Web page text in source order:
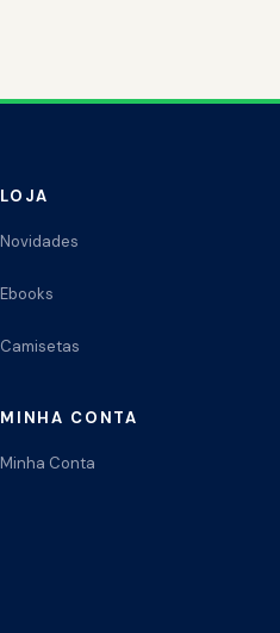
LOJA
Novidades
Ebooks
Camisetas
MINHA CONTA
Minha Conta